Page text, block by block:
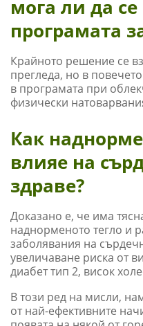
мога ли да
програмата
Крайното решение се
прегледа, но в
в програмата при
физически
Как
влияе на
здраве?
Доказано е, че има
наднорменото тегло и
заболявания на
увеличаване риска от
диабет тип 2, висок
В този ред на мисли,
от най-ефективните